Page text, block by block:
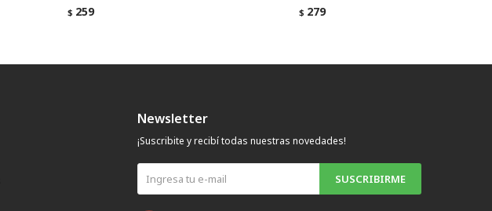
$ 259 $ 279
Newsletter
¡Suscribite y recibí todas nuestras novedades!
SUSCRIBIRME